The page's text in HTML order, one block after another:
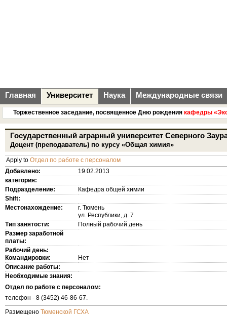
Главная Университет Наука Международные связи
Торжественное заседание, посвященное Дню рождениякафедры
Государственный аграрный университет Северного
Доцент (преподаватель) по курсу «Общая химия»
Apply to Отдел по работе с персоналом
Добавлено:
19.02.2013
категория:
Подразделение:
Кафедра общей химии
Shift:
Местонахождение:
г. Тюмень
ул. Республики, д. 7
Тип занятости:
Полный рабочий день
Размер заработной
платы:
Рабочий день:
Командировки:
Нет
Описание работы:
Необходимые знания:
Отдел по работе с персоналом:
телефон - 8 (3452) 46-86-67.
Размещено Тюменской ГСХА